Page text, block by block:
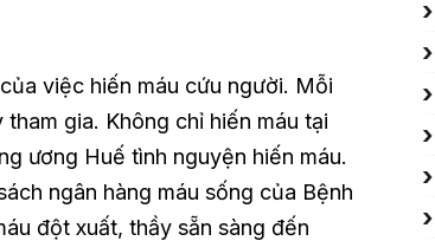
việc hiến máu cứu người. Mỗi
gia. Không chỉ hiến máu tại
ương Huế tình nguyện hiến máu.
ngân hàng máu sống của Bệnh
đột xuất, thầy sẵn sàng đến